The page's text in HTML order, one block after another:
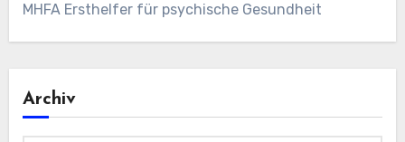
MHFA Ersthelfer für psychische Gesundheit
Archiv